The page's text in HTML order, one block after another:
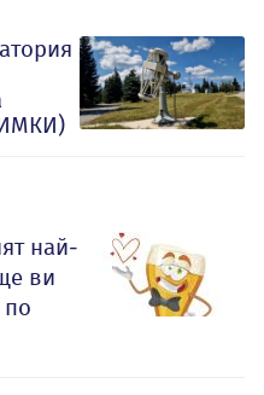
най-
ви
по